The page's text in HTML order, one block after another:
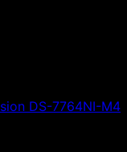
DS-7764NI-M4